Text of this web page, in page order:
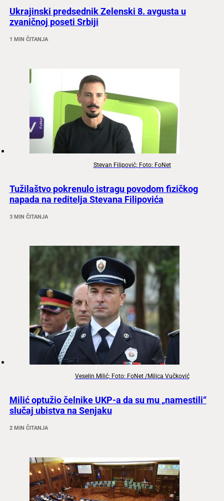
Ukrajinski predsednik Zelenski 8. avgusta u
zvaničnoj poseti Srbiji
1 MIN ČITANJA
Stevan Filipović; Foto: FoNet
Tužilaštvo pokrenulo istragu povodom fizičkog
napada na reditelja Stevana Filipovića
3 MIN ČITANJA
Veselin Milić; Foto: FoNet /Milica Vučković
Milić optužio čelnike UKP-a da su mu „namestili“
slučaj ubistva na Senjaku
2 MIN ČITANJA